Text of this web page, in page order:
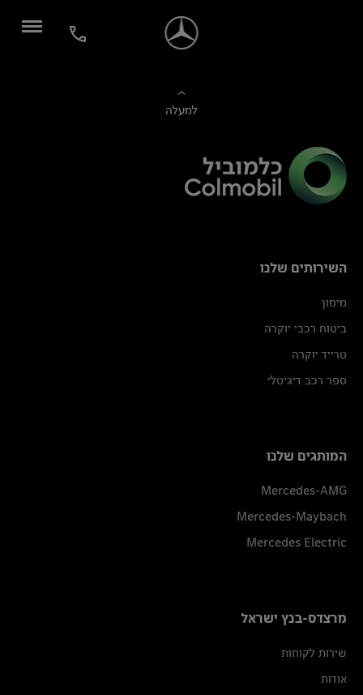
למעלה
השירותים שלנו
מימון
ביטוח רכבי יוקרה
טרייד יוקרה
ספר רכב דיגיטלי
המותגים שלנו
Mercedes-AMG
Mercedes-Maybach
Mercedes Electric
מרצדס-בנץ ישראל
שירות לקוחות
אודות